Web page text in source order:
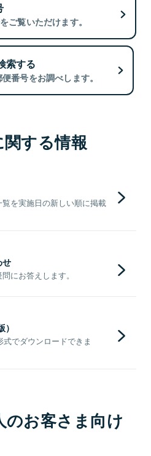
ご覧いただけます。
索する
番号をお調べします。
する情報
を実施日の新しい順に掲載
せ
にお答えします。
でダウンロードできま
のお客さま向け